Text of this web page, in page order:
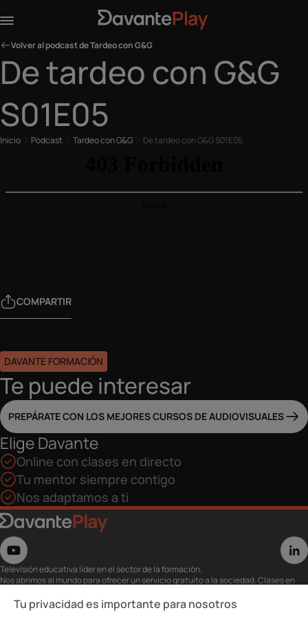
Volver al podcast de Tardeo con G&G
De tardeo con G&G
S01E05
Inicio Podcast Tardeo con G&G De tardeo con G&G S01E05
COMPARTIR
DAVANTE FORMACIÓN
Te puede interesar
PREPÁRATE CON LOS MEJORES CURSOS DE AUDIOVISUALES
Elige Davante
Online con clases en directo
Tu mentor siempre contigo
Nos adaptamos a ti
Televisión educativa líder en el sector de la formación.
Nos abrimos al mundo para ofrecer un servicio gratuito a la sociedad. Clases en
eventos, masterclass y recursos para estudiantes…
Utiliza esta plataforma para tu formación ya seas opositor o estés formándote
Tu privacidad es importante para nosotros